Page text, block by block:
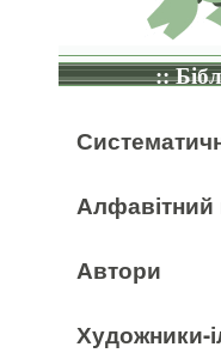
::
Алфавітний
Автори
Художники-